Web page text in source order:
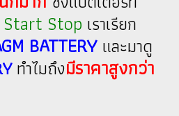
Stop เราเรียก
BATTERY และมาดู
ทำไมถึงมีราคาสูงกว่า